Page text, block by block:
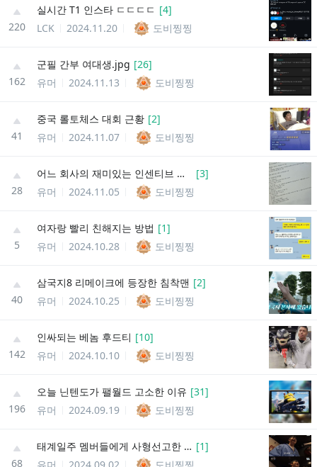
220
실시간 T1 인스타 ㄷㄷㄷㄷ [4]
LCK
2024.11.20 도비찡찡
162
군필 간부 여대생.jpg [26]
유머
2024.11.13 도비찡찡
41
중국 롤토체스 대회 근황 [2]
유머
2024.11.07 도비찡찡
28
어느 회사의 재미있는 인센티브 규칙들 [3]
유머
2024.11.05 도비찡찡
5
여자랑 빨리 친해지는 방법 [1]
유머
2024.10.28 도비찡찡
40
삼국지8 리메이크에 등장한 침착맨 [2]
유머
2024.10.25 도비찡찡
142
인싸되는 베놈 후드티 [10]
유머
2024.10.10 도비찡찡
196
오늘 닌텐도가 팰월드 고소한 이유 [31]
유머
2024.09.19 도비찡찡
68
태계일주 멤버들에게 사형선고한 기안84 [1]
유머
2024.09.02 도비찡찡